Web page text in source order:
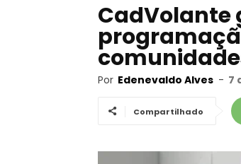
CadVolante
Por Edenevaldo Alves - 7
Compartilhado